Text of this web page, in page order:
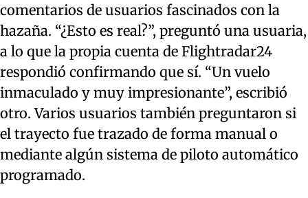
comentarios de usuarios fascinados con la
hazaña. “¿Esto es real?”, preguntó una usuaria,
a lo que la propia cuenta de Flightradar24
respondió confirmando que sí. “Un vuelo
inmaculado y muy impresionante”, escribió
otro. Varios usuarios también preguntaron si
el trayecto fue trazado de forma manual o
mediante algún sistema de piloto automático
programado.